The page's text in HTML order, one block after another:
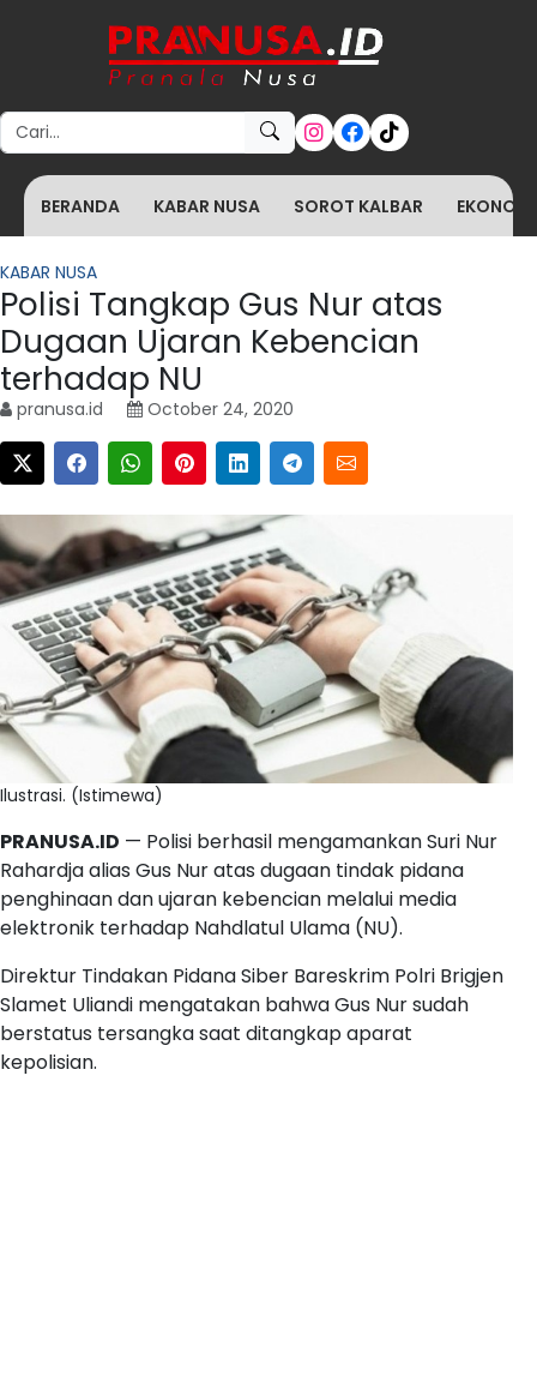
Search for:
BERANDA KABAR NUSA SOROT KALBAR
KABAR NUSA
Polisi Tangkap Gus Nur atas
Dugaan Ujaran Kebencian
terhadap NU
pranusa.id October 24, 2020
Ilustrasi. (Istimewa)
PRANUSA.ID — Polisi berhasil mengamankan Suri Nur
Rahardja alias Gus Nur atas dugaan tindak pidana
penghinaan dan ujaran kebencian melalui media
elektronik terhadap Nahdlatul Ulama (NU).
Direktur Tindakan Pidana Siber Bareskrim Polri Brigjen
Slamet Uliandi mengatakan bahwa Gus Nur sudah
berstatus tersangka saat ditangkap aparat
kepolisian.